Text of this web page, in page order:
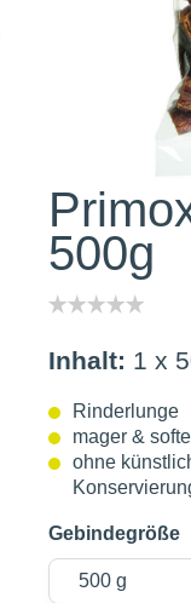
500g
Inhalt: 1 x
Rinderlunge
mager &
ohne
Gebindegröße